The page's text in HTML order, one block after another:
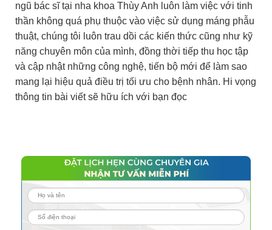
ngũ bác sĩ tại nha khoa Thùy Anh luôn làm việc với tinh
thần không quá phụ thuộc vào việc sử dụng máng phẫu
thuật, chúng tôi luôn trau dồi các kiến thức cũng như kỹ
năng chuyên môn của mình, đồng thời tiếp thu học tập
và cập nhật những công nghệ, tiến bộ mới để làm sao
mang lại hiệu quả điều trị tối ưu cho bệnh nhân. Hi vọng
thông tin bài viết sẽ hữu ích với bạn đọc